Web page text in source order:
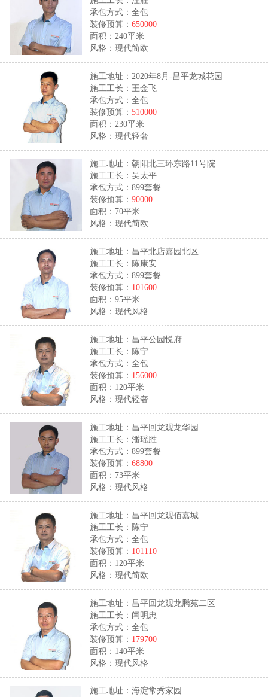
承包方式：全包
装修预算：650000
面积：240平米
风格：现代简欧
施工地址：2020年8月-昌平龙城花园
施工工长：王金飞
承包方式：全包
装修预算：510000
面积：230平米
风格：现代轻奢
施工地址：朝阳北三环东路11号院
施工工长：吴太平
承包方式：899套餐
装修预算：90000
面积：70平米
风格：现代简欧
施工地址：昌平北店嘉园北区
施工工长：陈康安
承包方式：899套餐
装修预算： 101600
面积：95平米
风格：现代风格
施工地址：昌平公园悦府
施工工长：陈宁
承包方式：全包
装修预算： 156000
面积：120平米
风格：现代轻奢
施工地址：昌平回龙观龙华园
施工工长：潘瑶胜
承包方式：899套餐
装修预算：68800
面积：73平米
风格：现代风格
施工地址：昌平回龙观佰嘉城
施工工长：陈宁
承包方式：全包
装修预算： 101110
面积：120平米
风格：现代简欧
施工地址：昌平回龙观龙腾苑二区
施工工长：闫明忠
承包方式：全包
装修预算： 179700
面积：140平米
风格：现代风格
施工地址：海淀常秀家园